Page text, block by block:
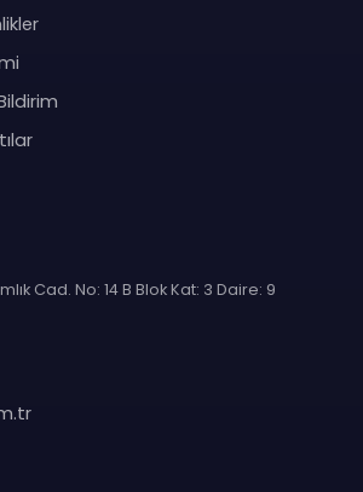
Cad. No: 14 B Blok Kat: 3 Daire: 9